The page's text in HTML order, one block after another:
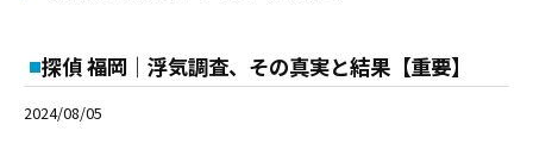
探偵 福岡｜浮気調査、その真実と結果【重要】
2024/08/05